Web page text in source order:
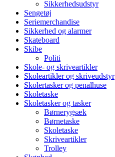
Sikkerhedsudstyr
Sengetøj
Seriemerchandise
Sikkerhed og alarmer
Skateboard
Skibe
Politi
Skole- og skriveartikler
Skoleartikler og skriveudstyr
Skolertasker og penalhuse
Skoletaske
Skoletasker og tasker
Børnerygsæk
Børnetaske
Skoletaske
Skriveartikler
Trolley